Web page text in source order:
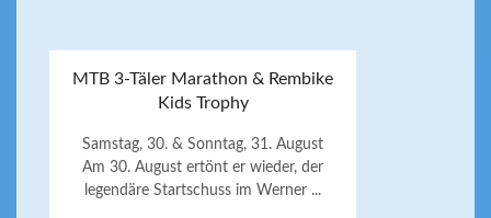
MTB 3-Täler Marathon & Rembike
Kids Trophy
Samstag, 30. & Sonntag, 31. August
Am 30. August ertönt er wieder, der
legendäre Startschuss im Werner ...